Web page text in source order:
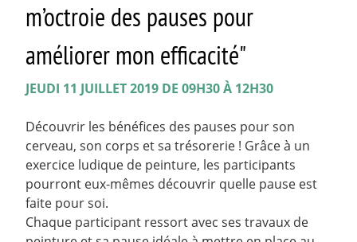
m’octroie des pauses pour
améliorer mon efficacité"
JEUDI 11 JUILLET 2019 DE 09H30 À 12H30
Découvrir les bénéfices des pauses pour son
cerveau, son corps et sa trésorerie ! Grâce à un
exercice ludique de peinture, les participants
pourront eux-mêmes découvrir quelle pause est
faite pour soi.
Chaque participant ressort avec ses travaux de